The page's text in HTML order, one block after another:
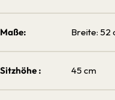
Maße: Breite: 52
Sitzhöhe : 45 cm